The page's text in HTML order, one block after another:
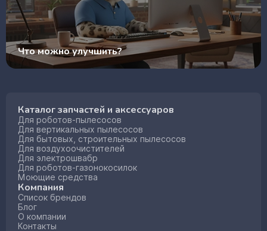
Что можно улучшить?
Каталог запчастей и аксессуаров
Для роботов-пылесосов
Для вертикальных пылесосов
Для бытовых, строительных пылесосов
Для воздухоочистителей
Для электрошвабр
Для роботов-газонокосилок
Моющие средства
Компания
Список брендов
Блог
О компании
Контакты